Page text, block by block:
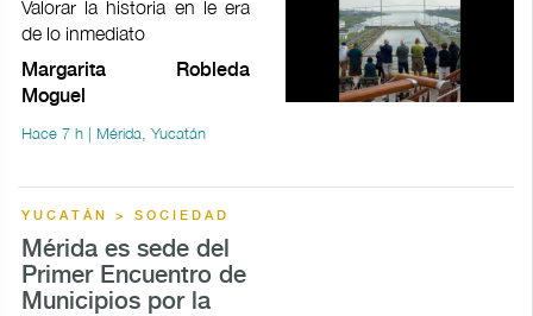
Valorar la historia en le era
de lo inmediato
Margarita Robleda
Moguel
Hace 7 h | Mérida, Yucatán
YUCATÁN > SOCIEDAD
Mérida es sede del
Primer Encuentro de
Municipios por la